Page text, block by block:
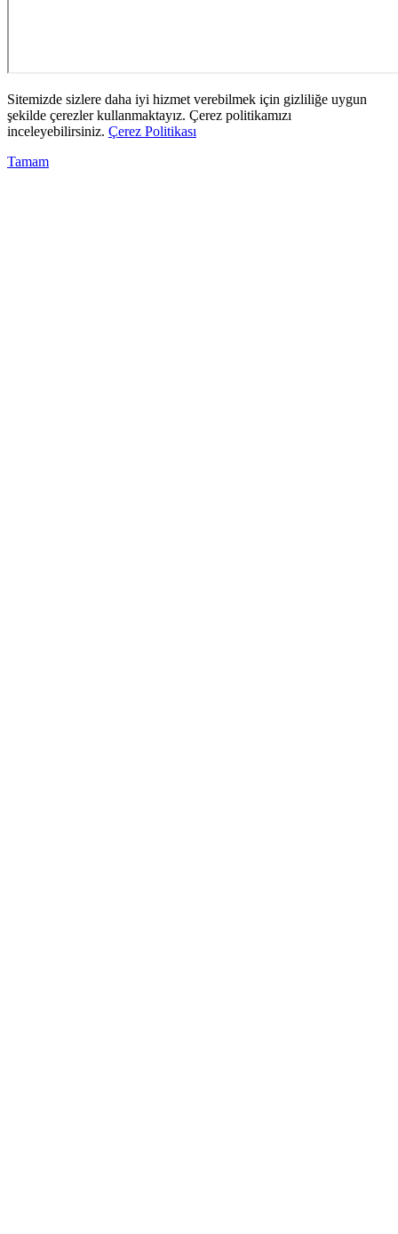
Sitemizde sizlere daha iyi hizmet verebilmek için gizliliğe uygun
şekilde çerezler kullanmaktayız. Çerez politikamızı
inceleyebilirsiniz. Çerez Politikası
Tamam